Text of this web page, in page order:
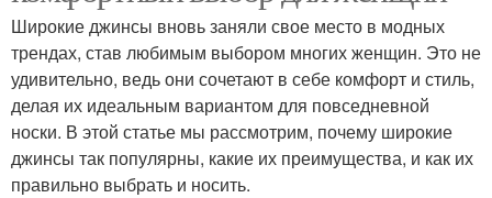
Широкие джинсы вновь заняли свое место в модных
трендах, став любимым выбором многих женщин. Это не
удивительно, ведь они сочетают в себе комфорт и стиль,
делая их идеальным вариантом для повседневной
носки. В этой статье мы рассмотрим, почему широкие
джинсы так популярны, какие их преимущества, и как их
правильно выбрать и носить.